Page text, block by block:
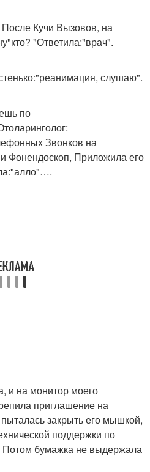
Кучи Вызовов, на
"Ответила:"врач".
слушаю".
по
Звонков на
Фонендоскоп, Приложила его
и на монитор моего
приглашение на
закрыть его мышкой,
поддержки по
Потом бумажка не выдержала